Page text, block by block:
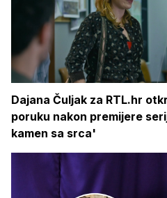
Dajana Čuljak za RTL.hr
poruku nakon premijere
kamen sa srca'